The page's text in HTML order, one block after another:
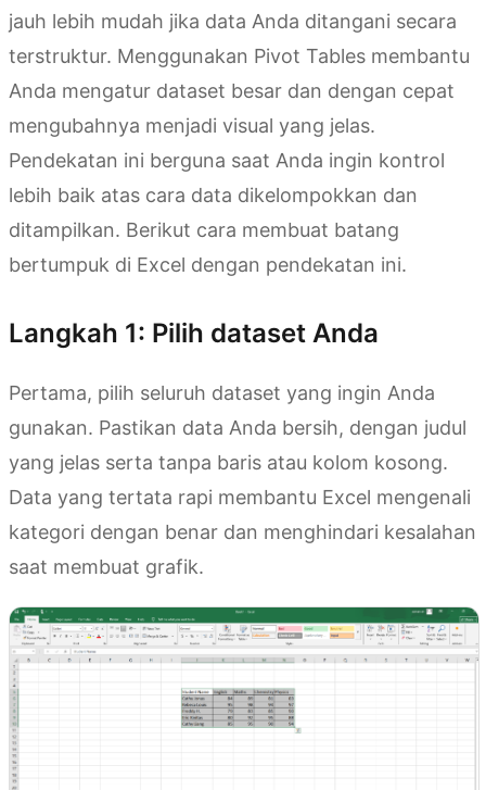
jauh lebih mudah jika data Anda ditangani secara
terstruktur. Menggunakan Pivot Tables membantu
Anda mengatur dataset besar dan dengan cepat
mengubahnya menjadi visual yang jelas.
Pendekatan ini berguna saat Anda ingin kontrol
lebih baik atas cara data dikelompokkan dan
ditampilkan. Berikut cara membuat batang
bertumpuk di Excel dengan pendekatan ini.
Langkah 1: Pilih dataset Anda
Pertama, pilih seluruh dataset yang ingin Anda
gunakan. Pastikan data Anda bersih, dengan judul
yang jelas serta tanpa baris atau kolom kosong.
Data yang tertata rapi membantu Excel mengenali
kategori dengan benar dan menghindari kesalahan
saat membuat grafik.